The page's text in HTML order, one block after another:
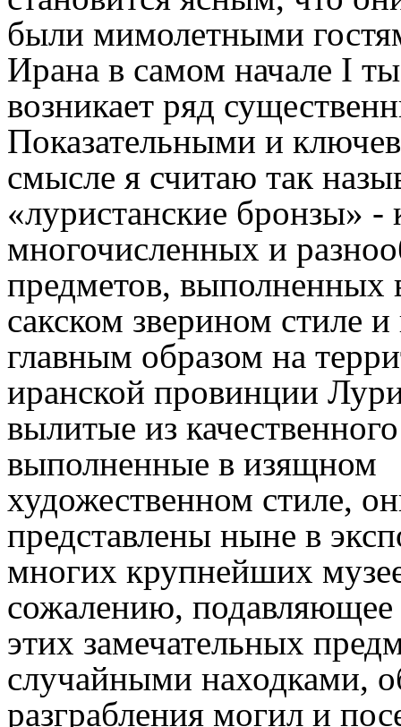
были мимолетными
Ирана в самом начале I
возникает ряд
Показательными и
смысле я считаю так
«луристанские бронзы» -
многочисленных и
предметов, выполненных
сакском зверином стиле
главным образом на
иранской провинции
вылитые из
выполненные в изящном
художественном стиле,
представлены ныне в
многих крупнейших
сожалению,
этих замечательных
случайными находками,
разграбления могил и